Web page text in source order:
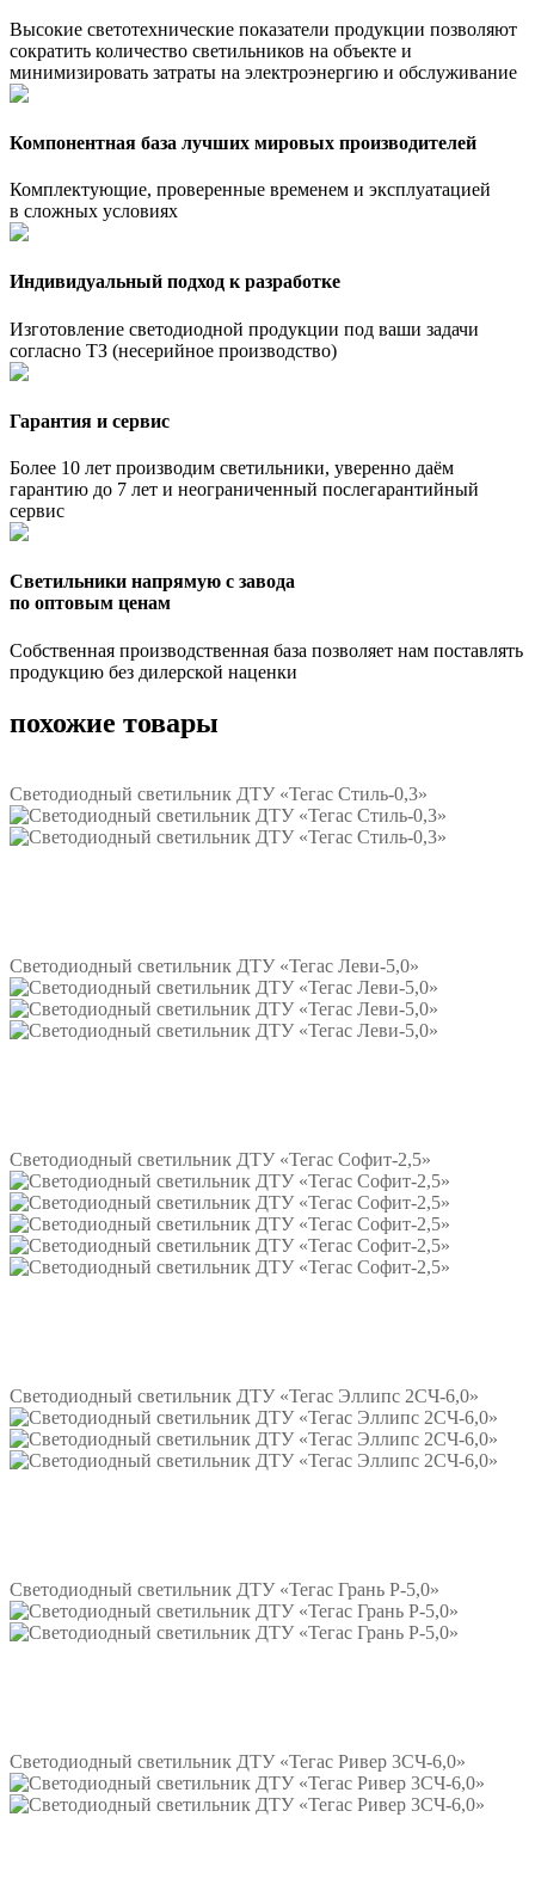
Высокие светотехнические показатели продукции позволяют
сократить количество светильников на объекте и
минимизировать затраты на электроэнергию и обслуживание
Компонентная база лучших мировых производителей
Комплектующие, проверенные временем и эксплуатацией
в сложных условиях
Индивидуальный подход к разработке
Изготовление светодиодной продукции под ваши задачи
согласно ТЗ (несерийное производство)
Гарантия и сервис
Более 10 лет производим светильники, уверенно даём
гарантию до 7 лет и неограниченный послегарантийный
сервис
Светильники напрямую с завода
по оптовым ценам
Собственная производственная база позволяет нам поставлять
продукцию без дилерской наценки
похожие товары
Светодиодный светильник ДТУ «Тегас Стиль-0,3»
Светодиодный светильник ДТУ «Тегас Леви-5,0»
Светодиодный светильник ДТУ «Тегас Софит-2,5»
Светодиодный светильник ДТУ «Тегас Эллипс 2СЧ-6,0»
Светодиодный светильник ДТУ «Тегас Грань Р-5,0»
Светодиодный светильник ДТУ «Тегас Ривер 3СЧ-6,0»